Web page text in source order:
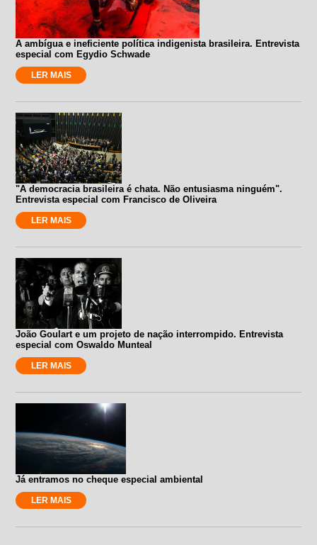
A ambígua e ineficiente política indigenista brasileira. Entrevista
especial com Egydio Schwade
LER MAIS
"A democracia brasileira é chata. Não entusiasma ninguém".
Entrevista especial com Francisco de Oliveira
LER MAIS
João Goulart e um projeto de nação interrompido. Entrevista
especial com Oswaldo Munteal
LER MAIS
Já entramos no cheque especial ambiental
LER MAIS